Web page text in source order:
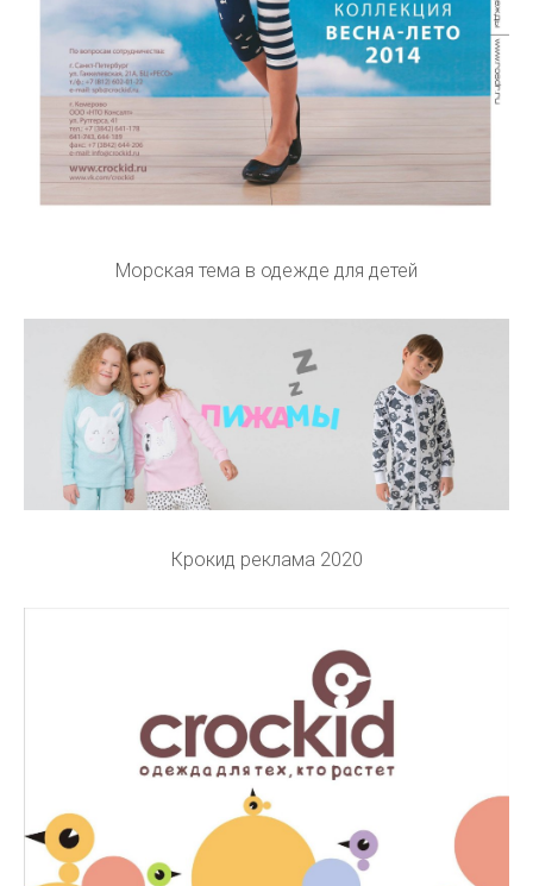
Морская тема в одежде для детей
Крокид реклама 2020